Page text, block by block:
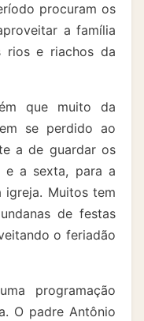
procuram os
a família
rios e riachos da
que muito da
se perdido ao
a de guardar os
e a sexta, para a
igreja. Muitos tem
de festas
o feriadão
programação
O padre Antônio